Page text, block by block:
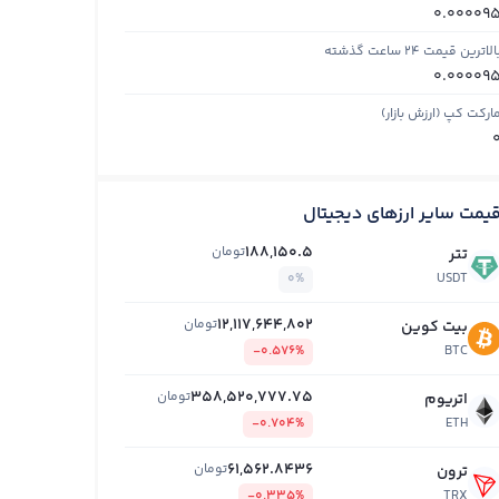
0.000095
قیمت ۲۴ ساعت گذشته
0.000095
مارکت کپ (ارزش بازار)
0
قیمت سایر ارزهای دیجیتال
تتر
USDT
188,150.5تومان
0%
بیت کوین
BTC
12,117,644,802تومان
-0.576%
اتریوم
ETH
358,520,777.75تومان
-0.704%
ترون 61,562.8436تومان